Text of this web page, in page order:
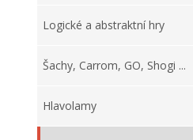
Logické a abstraktní hry
Šachy, Carrom, GO, Shogi ...
Hlavolamy